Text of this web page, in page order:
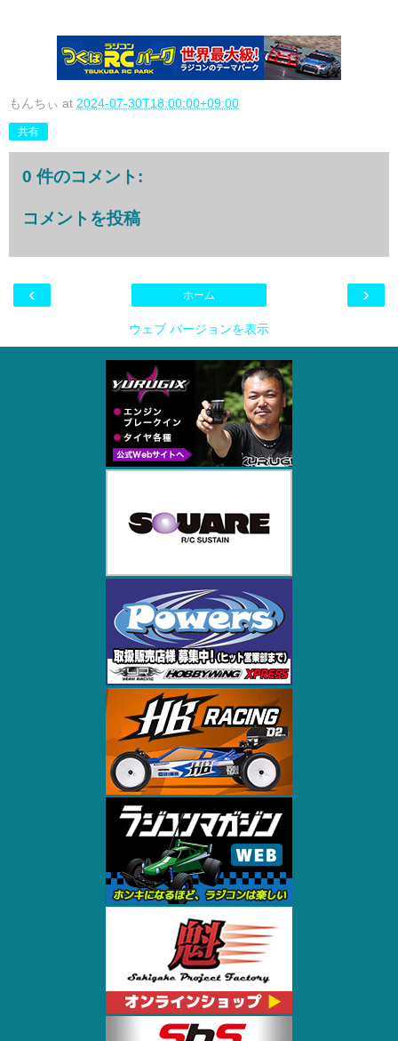
もんちぃ at 2024-07-30T18:00:00+09:00
共有
0 件のコメント:
コメントを投稿
‹ ›
ホーム
ウェブ バージョンを表示